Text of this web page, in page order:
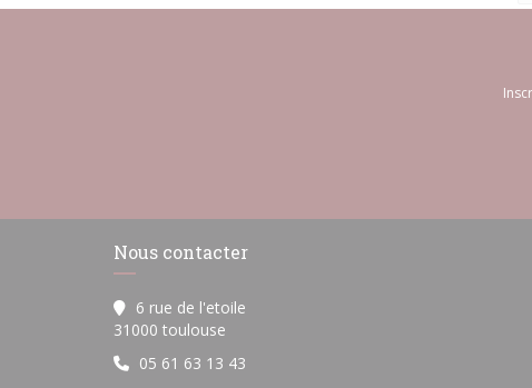
Nous contacter
6 rue de l'etoile
31000 toulouse
05 61 63 13 43